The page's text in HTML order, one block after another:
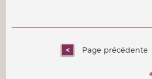
Page précédente